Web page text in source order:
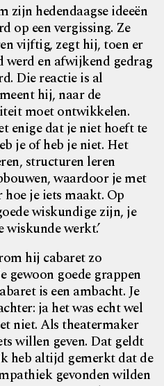
zijn hedendaagse ideeën
op een vergissing. Ze
vijftig, zegt hij, toen er
en afwijkend gedrag
Die reactie is al
hij, naar de
moet ontwikkelen.
enige dat je niet hoeft te
je of heb je niet. Het
structuren leren
waardoor je met
je iets maakt. Op
wiskundige zijn, je
werkt.’
hij cabaret zo
gewoon goede grappen
is een ambacht. Je
ja het was echt wel
niet. Als theatermaker
willen geven. Dat geldt
heb altijd gemerkt dat de
gevonden wilden